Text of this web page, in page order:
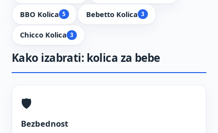
BBO Kolica 5 Bebetto Kolica 3
Chicco Kolica 3
Kako izabrati: kolica za bebe
🛡️
Bezbednost